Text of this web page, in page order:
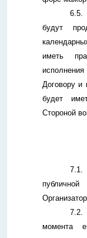
6.5.
будут
иметь
Договору и
будет
Стороной
7.2.
момента